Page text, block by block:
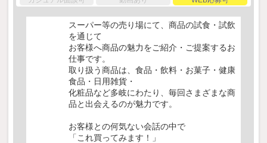
スーパー等の売り場にて、商品の試食・試飲
を通じて
お客様へ商品の魅力をご紹介・ご提案するお
仕事です。
取り扱う商品は、食品・飲料・お菓子・健康
食品・日用雑貨・
化粧品など多岐にわたり、毎回さまざまな商
品と出会えるのが魅力です。
お客様との何気ない会話の中で
「これ買ってみます！」